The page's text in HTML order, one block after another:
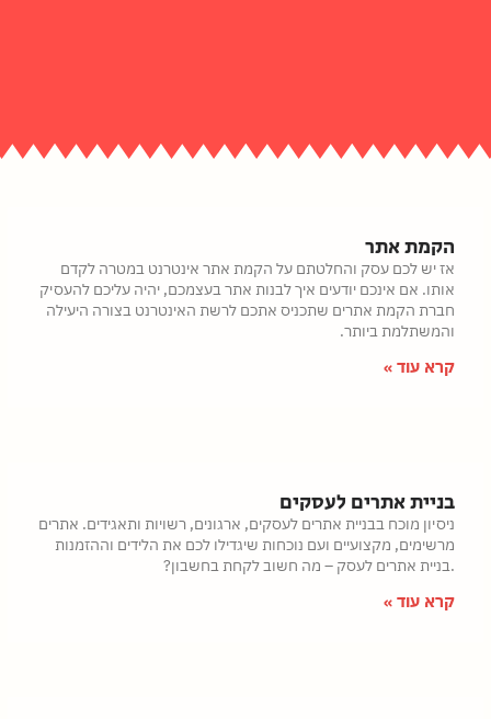
הקמת אתר
אז יש לכם עסק והחלטתם על הקמת אתר אינטרנט במטרה לקדם
אותו. אם אינכם יודעים איך לבנות אתר בעצמכם, יהיה עליכם להעסיק
חברת הקמת אתרים שתכניס אתכם לרשת האינטרנט בצורה היעילה
והמשתלמת ביותר.
קרא עוד »
בניית אתרים לעסקים
ניסיון מוכח בבניית אתרים לעסקים, ארגונים, רשויות ותאגידים. אתרים
מרשימים, מקצועיים ועם נוכחות שיגדילו לכם את הלידים וההזמנות
.בניית אתרים לעסק – מה חשוב לקחת בחשבון?
קרא עוד »